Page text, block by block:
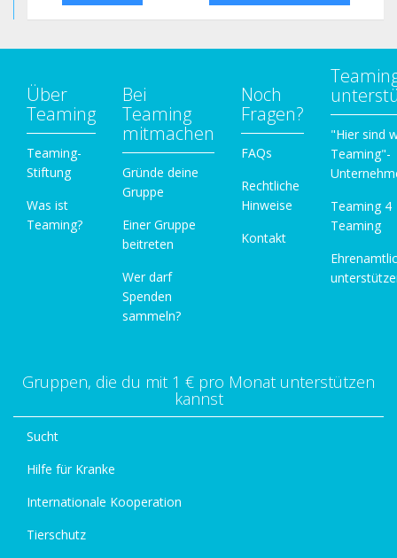
Über
Teaming
Teaming-
Stiftung
Was ist
Teaming?
Bei
Teaming
mitmachen
Gründe deine
Gruppe
Einer Gruppe
beitreten
Wer darf
Spenden
sammeln?
Noch
Fragen?
FAQs
Rechtliche
Hinweise
Kontakt
"Hier sind
Teaming"-
Teaming 4
Teaming
Gruppen, die du mit 1 € pro Monat unterstützen
kannst
Sucht
Hilfe für Kranke
Internationale Kooperation
Tierschutz